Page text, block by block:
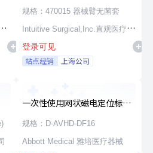
源器械和附件
规格：470015 器械臂无菌套
Intuitive Surgical,Inc.直观医疗公
司
登录可见
站点经销 上海公司
一次性使用网状磁电定位标测
导管
规格：D-AVHD-DF16
Abbott Medical 雅培医疗器械